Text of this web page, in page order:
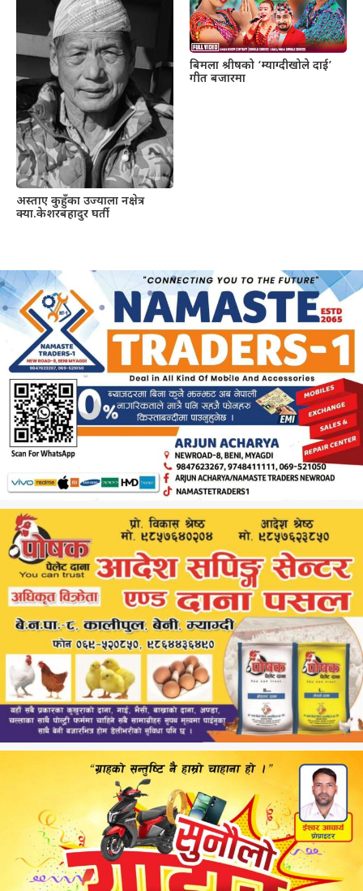
अस्ताए कुहुँका उज्याला नक्षेत्र
क्या.केशरबहादुर घर्ती
बिमला श्रीषको ‘म्याग्दीखोले दाई’
गीत बजारमा